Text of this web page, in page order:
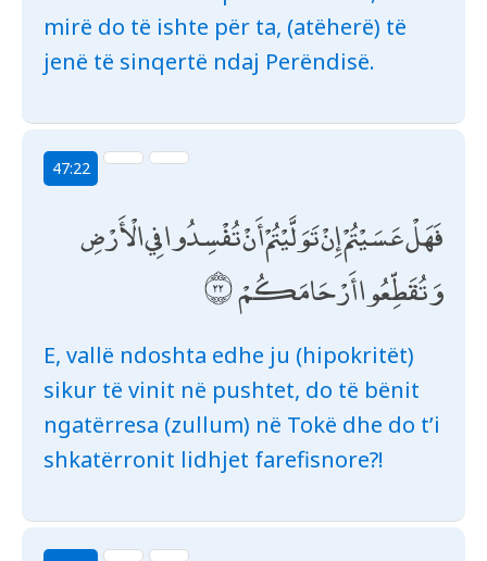
mirë do të ishte për ta, (atëherë) të
jenë të sinqertë ndaj Perëndisë.
47:22
فَهَلْ عَسَيْتُمْ إِنْ تَوَلَّيْتُمْ أَنْ تُفْسِدُوا فِي الْأَرْضِ
وَتُقَطِّعُوا أَرْحَامَكُمْ
E, vallë ndoshta edhe ju (hipokritët)
sikur të vinit në pushtet, do të bënit
ngatërresa (zullum) në Tokë dhe do t’i
shkatërronit lidhjet farefisnore?!